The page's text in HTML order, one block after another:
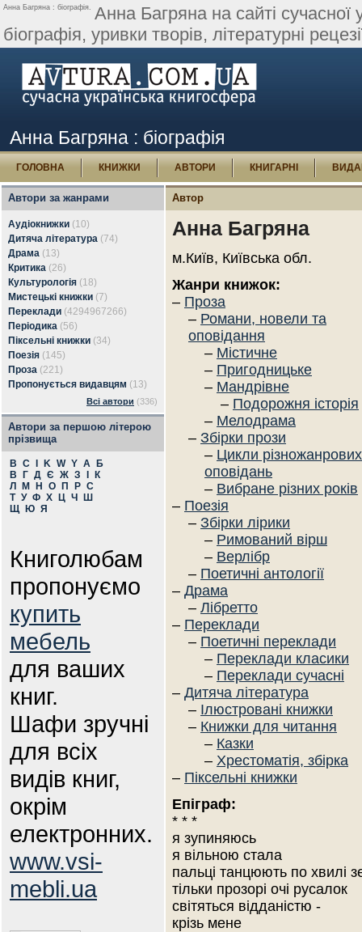
Анна Багряна : біографія. Анна Багряна на сайті сучасної
біографія, уривки творів, літературні
Анна Багряна : біографія
ГОЛОВНА КНИЖКИ АВТОРИ КНИГАРНІ
Автори за жанрами
Аудіокнижки (10)
Дитяча література (74)
Драма (13)
Критика (26)
Культурологія (18)
Мистецькі книжки (7)
Переклади (4294967266)
Періодика (56)
Піксельні книжки (34)
Поезія (145)
Проза (221)
Пропонується видавцям (13)
Всі автори (336)
Автори за першою літерою
прізвища
B C K W Y А
Б
В
Г Д Є Ж З
К
Л
М Н О П Р С
Т У Ф Х Ц Ч
Ш
Щ
Ю Я
Книголюбам
пропонуємо
купить
мебель
для ваших
книг.
Шафи зручні
для всіх
видів книг,
окрім
електронних.
www.vsi-
mebli.ua
Автор
Анна Багряна
м.Київ, Київська обл.
Жанри книжок:
– Проза
– Романи, новели та
оповідання
– Містичне
– Пригодницьке
– Мандрівне
– Подорожня історія
– Мелодрама
– Збірки прози
– Цикли різножанрових
оповідань
– Вибране різних років
– Поезія
– Збірки лірики
– Римований вірш
– Верлібр
– Поетичні антології
– Драма
– Лібретто
– Переклади
– Поетичні переклади
– Переклади класики
– Переклади сучасні
– Дитяча література
– Ілюстровані книжки
– Книжки для читання
– Казки
– Хрестоматія, збірка
– Піксельні книжки
Епіграф:
* * *
я зупиняюсь
я вільною стала
пальці танцюють по хвилі
тільки прозорі очі русалок
світяться відданістю -
крізь мене